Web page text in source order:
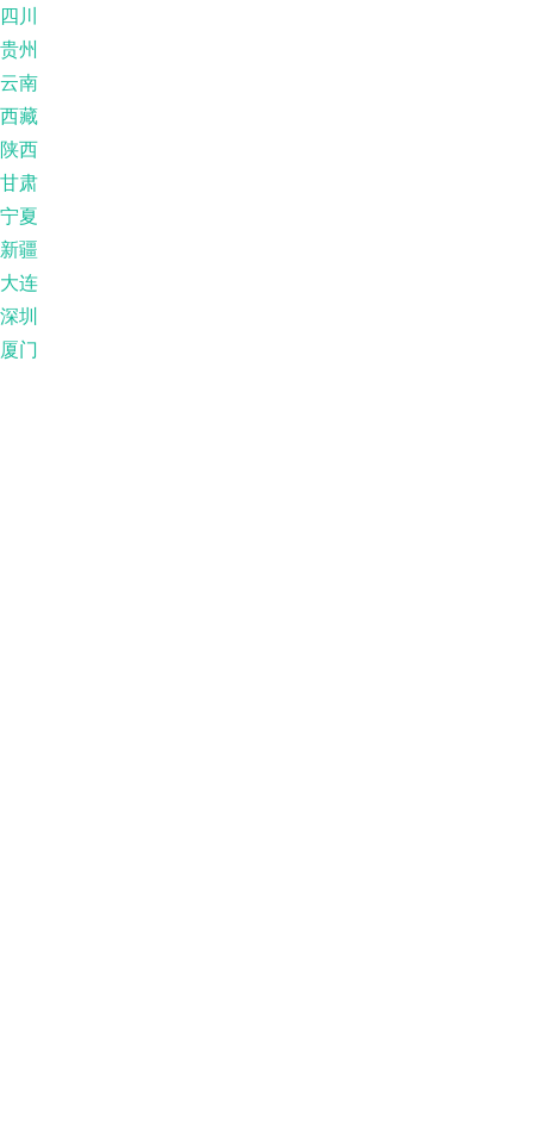
四川
贵州
云南
西藏
陕西
甘肃
宁夏
新疆
大连
深圳
厦门